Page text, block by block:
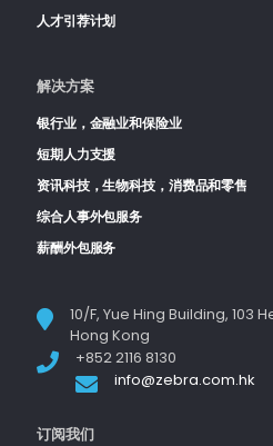
人才引荐计划
解决方案
银行业，金融业和保险业
短期人力支援
资讯科技，生物科技，消费品和零售
综合人事外包服务
薪酬外包服务
10/F, Yue Hing Building, 103
Hong Kong
+852 2116 8130
info@zebra.com.hk
订阅我们